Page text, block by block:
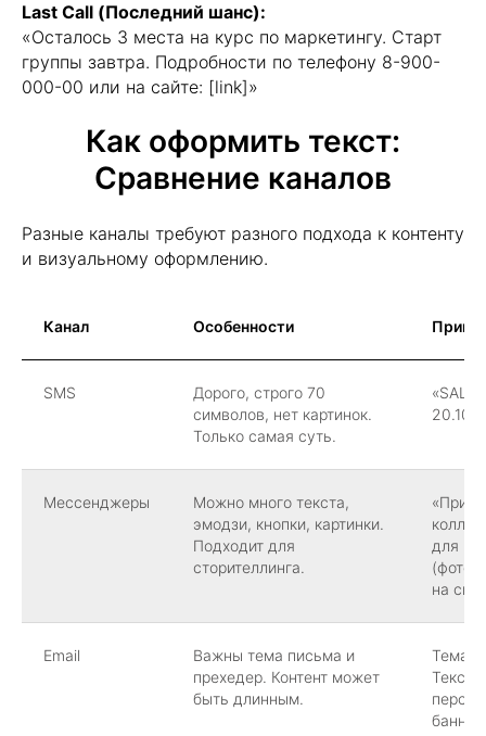
Last Call (Последний шанс):
«Осталось 3 места на курс по маркетингу. Старт
группы завтра. Подробности по телефону 8-900-
000-00 или на сайте: [link]»
Как оформить текст:
Сравнение каналов
Разные каналы требуют разного подхода к контенту
и визуальному оформлению.
Канал Особенности
SMS
Дорого, строго 70
символов, нет картинок.
Только самая суть.
20.10.
Мессенджеры
Можно много текста,
эмодзи, кнопки, картинки.
Подходит для
сторителлинга.
для
(фото
на
Email
Важны тема письма и
прехедер. Контент может
быть длинным.
Тема:
Текст: